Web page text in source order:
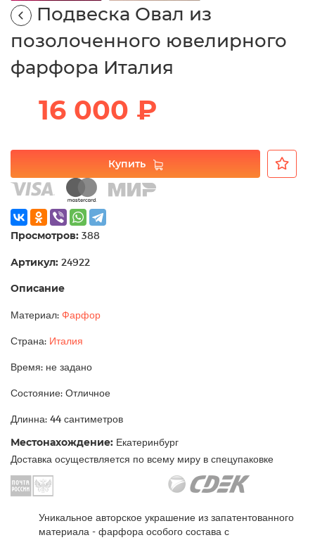
Подвеска Овал из
позолоченного ювелирного
фарфора Италия
16 000 ₽
Купить
Просмотров: 388
Артикул: 24922
Описание
Материал: Фарфор
Страна: Италия
Время: не задано
Состояние: Отличное
Длинна: 44 сантиметров
Местонахождение: Екатеринбург
Доставка осуществляется по всему миру в спецупаковке
Уникальное авторское украшение из запатентованного
материала - фарфора особого состава с